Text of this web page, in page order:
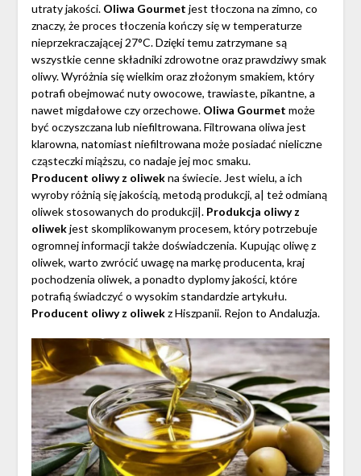
utraty jakości. Oliwa Gourmet jest tłoczona na zimno, co
znaczy, że proces tłoczenia kończy się w temperaturze
nieprzekraczającej 27°C. Dzięki temu zatrzymane są
wszystkie cenne składniki zdrowotne oraz prawdziwy smak
oliwy. Wyróżnia się wielkim oraz złożonym smakiem, który
potrafi obejmować nuty owocowe, trawiaste, pikantne, a
nawet migdałowe czy orzechowe. Oliwa Gourmet może
być oczyszczana lub niefiltrowana. Filtrowana oliwa jest
klarowna, natomiast niefiltrowana może posiadać nieliczne
cząsteczki miąższu, co nadaje jej moc smaku.
Producent oliwy z oliwekna świecie. Jest wielu, a ich
wyroby różnią się jakością, metodą produkcji, a| też odmianą
oliwek stosowanych do produkcji|. Produkcja oliwy z
oliwekjest skomplikowanym procesem, który potrzebuje
ogromnej informacji także doświadczenia. Kupując oliwę z
oliwek, warto zwrócić uwagę na markę producenta, kraj
pochodzenia oliwek, a ponadto dyplomy jakości, które
potrafią świadczyć o wysokim standardzie artykułu.
Producent oliwy z oliwekz Hiszpanii. Rejon to Andaluzja.